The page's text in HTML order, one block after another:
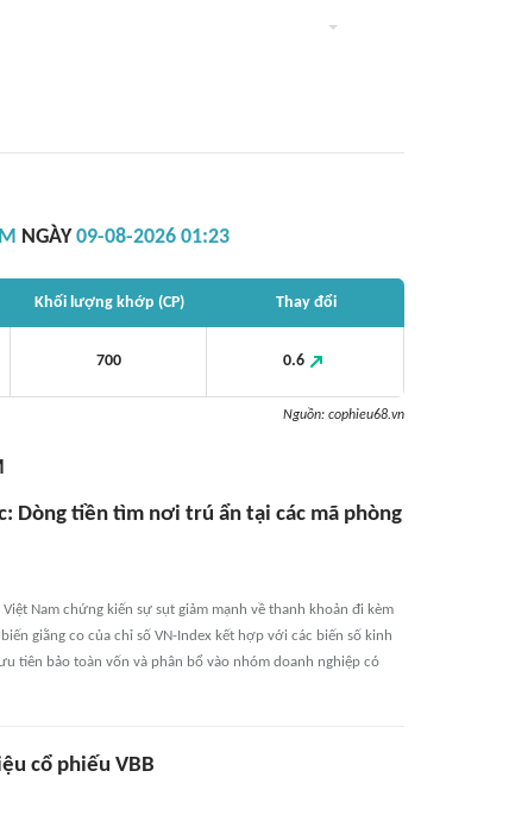
NGÀY 09-08-2026 01:23
Khối lượng khớp (CP) Thay đổi
700 0.6
Nguồn: cophieu68.vn
Dòng tiền tìm nơi trú ẩn tại các mã phòng
Nam chứng kiến sự sụt giảm mạnh về thanh khoản đi kèm
giằng co của chỉ số VN-Index kết hợp với các biến số kinh
tiên bảo toàn vốn và phân bổ vào nhóm doanh nghiệp có
cổ phiếu VBB